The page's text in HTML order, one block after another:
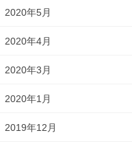
2020年5月
2020年4月
2020年3月
2020年1月
2019年12月